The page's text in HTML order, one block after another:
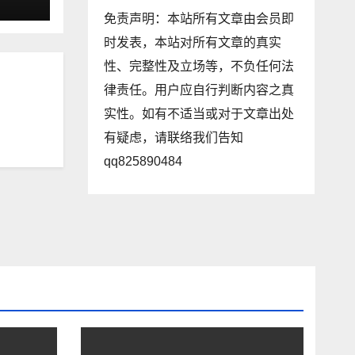
免责声明：本站所有文章由会员即
时发表，本站对所有文章的真实
性、完整性及立场等，不负任何法
律责任。用户应自行判断内容之真
实性。如有不适当或对于文章出处
有疑虑，请联络我们告知
qq825890484